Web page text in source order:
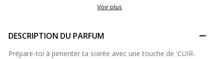
Voir plus
DESCRIPTION DU PARFUM
Prépare-toi à pimenter ta soirée avec une touche de 'CUIR-